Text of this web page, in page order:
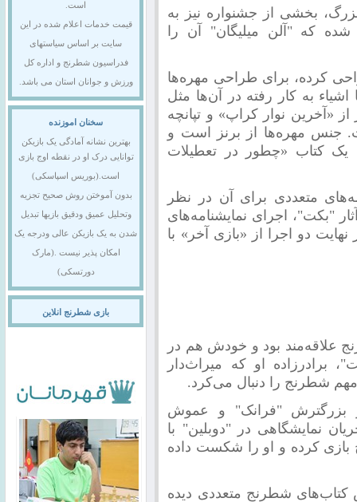
بخشی از جشنواره نیز به
که "آلن میلیگان" آن را
کرده، برای طراحی مهره‌ها
به کار رفته در آن‌ها مثل
«آخرین نوار کراپ» و تپانچه
جنس مهره‌ها از برنز است و
یک کتاب «چطور در تعطیلات
متعددی برای آن در نظر
"بکت"، اجرای نمایشنامه‌های
نهایت دو اجرا از «بازی آخر» با
بود و خودش هم در
برادرزاده او که میراث‌دار
شطرنج را دنبال می‌کرد.
بزرگترش "فرانک" و عموش
نمایشگاهی در "دوبلین" با
بازی کرده و او را شکست داده
کتاب‌های شطرنج متعددی دیده
است.
قیمت خدمات اعلام شده در این
سایت بر اساس سیاستهای
فدراسیون شطرنج و اداره کل
ورزش و جوانان استان می باشد.
سخنان اموزنده
بهترین نشانه آمادگی یک بازیکن
توانایی درک او در نقطه اوج بازی
است.(بوریس اسپاسکی)
بدون آموختن روش صحیح تجزیه
وتحلیل عمیق ودقیق بازیها تبدیل
شدن به یک بازیکن عالی ودرجه یک
امکان پذیر نیست .(مارک
دورتسکی)
بازی شطرنج انلاین